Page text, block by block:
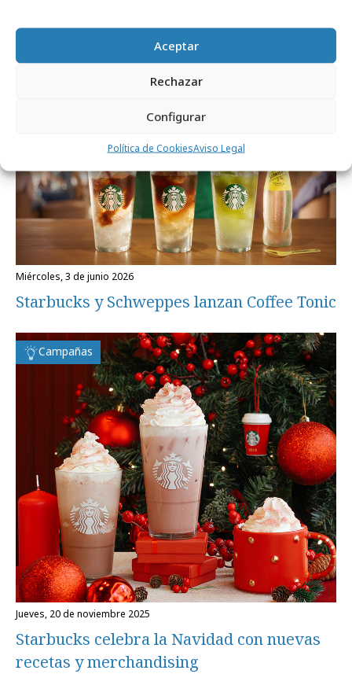
Aceptar
Rechazar
Configurar
Política de CookiesAviso Legal
de ajedrez
miércoles, 3 de junio 2026
Starbucks y Schweppes lanzan Coffee Tonic
Campañas
jueves, 20 de noviembre 2025
Starbucks celebra la Navidad con nuevas
recetas y merchandising